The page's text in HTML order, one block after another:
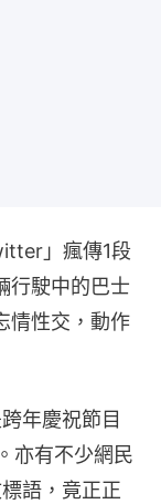
」瘋傳1段
行駛中的巴士
情性交，動作
年慶祝節目
亦有不少網民
語，竟正正